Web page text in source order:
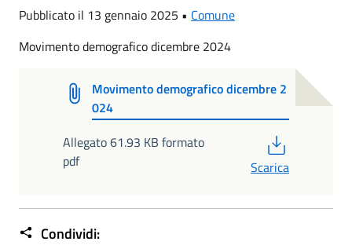
Pubblicato il 13 gennaio 2025 • Comune
Movimento demografico dicembre 2024
Movimento demografico dicembre 2
024
Allegato 61.93 KB formato
pdf
Scarica
Condividi: